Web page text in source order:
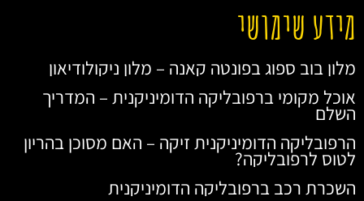
מידע שימושי
מלון בוב ספוג בפונטה קאנה – מלון ניקולודיאון
אוכל מקומי ברפובליקה הדומיניקנית – המדריך
השלם
הרפובליקה הדומיניקנית זיקה – האם מסוכן בהריון
לטוס לרפובליקה?
השכרת רכב ברפובליקה הדומיניקנית